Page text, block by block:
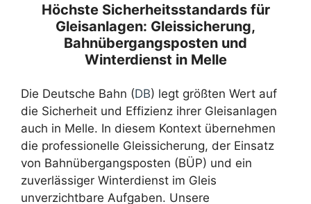
Höchste Sicherheitsstandards für
Gleisanlagen: Gleissicherung,
Bahnübergangsposten und
Winterdienst in Melle
Die Deutsche Bahn (DB) legt größten Wert auf
die Sicherheit und Effizienz ihrer Gleisanlagen
auch in Melle. In diesem Kontext übernehmen
die professionelle Gleissicherung, der Einsatz
von Bahnübergangsposten (BÜP) und ein
zuverlässiger Winterdienst im Gleis
unverzichtbare Aufgaben. Unsere